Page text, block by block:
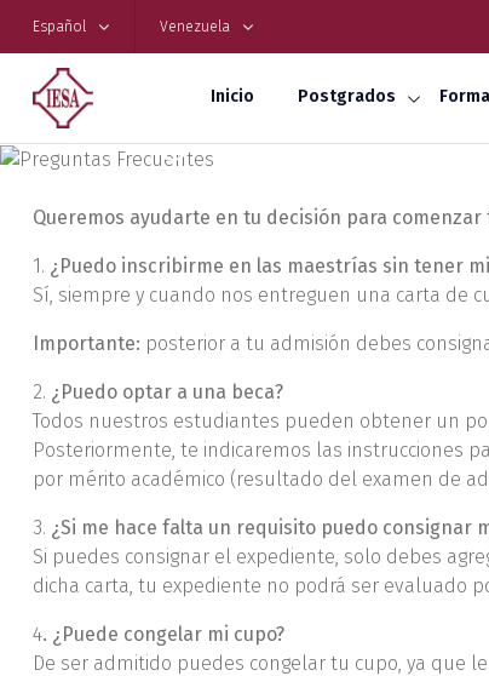
Español Venezuela
Inicio Postgrados
Preguntas
Queremos ayudarte en tu decisión para comenzar
1. ¿Puedo inscribirme en las maestrías sin tener
Sí, siempre y cuando nos entreguen una carta de
Importante: posterior a tu admisión debes
2. ¿Puedo optar a una beca?
Todos nuestros estudiantes pueden obtener un
Posteriormente, te indicaremos las instrucciones
por mérito académico (resultado del examen de
3. ¿Si me hace falta un requisito puedo consignar
Si puedes consignar el expediente, solo debes
dicha carta, tu expediente no podrá ser evaluado
4. ¿Puede congelar mi cupo?
De ser admitido puedes congelar tu cupo, ya que